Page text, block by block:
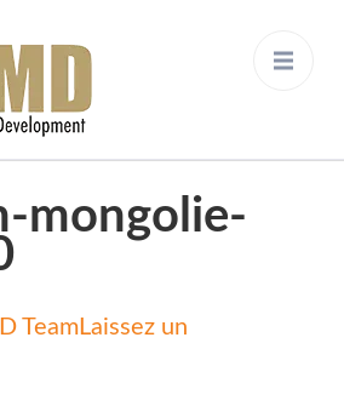
mongolie-
TeamLaissez un